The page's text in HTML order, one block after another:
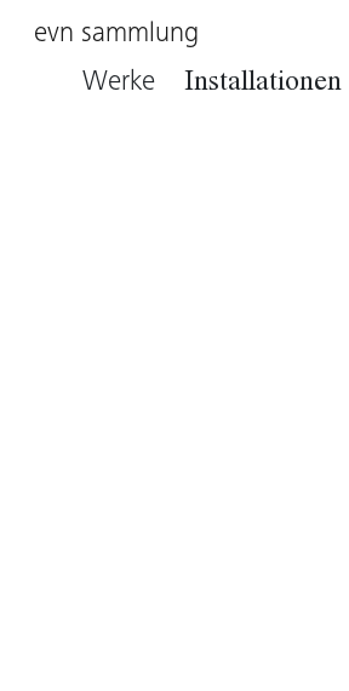
evn sammlung
Werke Installationen